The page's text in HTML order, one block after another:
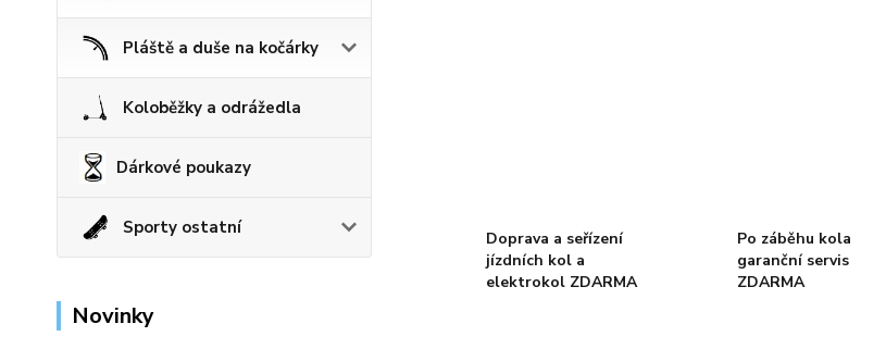
Pláště a duše na kočárky
Koloběžky a odrážedla
Dárkové poukazy
Sporty ostatní
Novinky
Doprava a seřízení
jízdních kol a
elektrokol ZDARMA
Po záběhu kola
garanční servis
ZDARMA